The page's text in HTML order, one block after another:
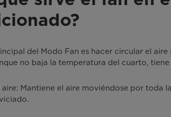
del Modo Fan es hacer circular el aire
no baja la temperatura del cuarto,
Mantiene el aire moviéndose por toda